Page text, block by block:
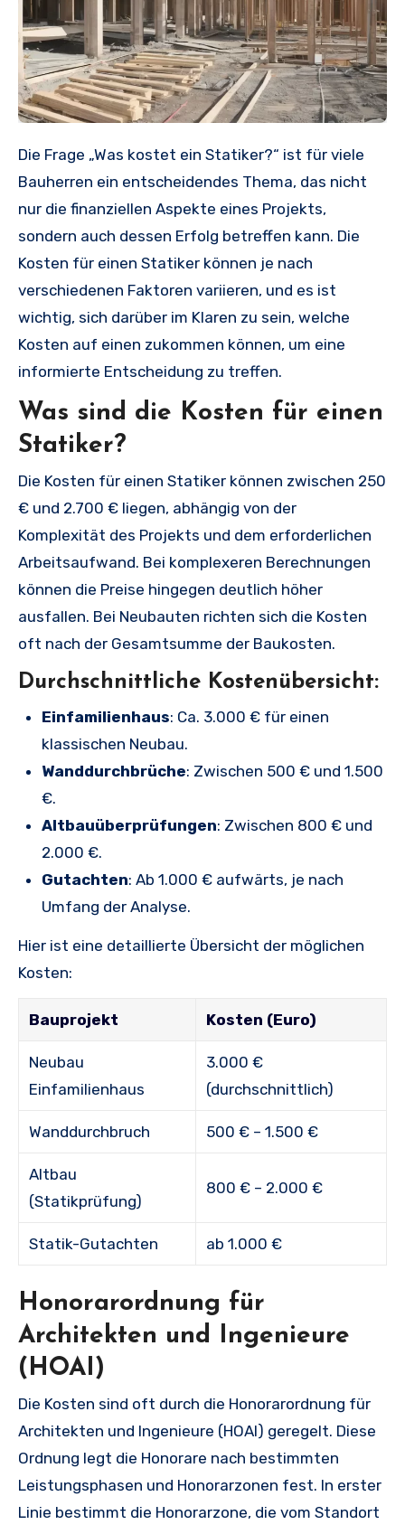
Die Frage „Was kostet ein Statiker?“ ist für viele
Bauherren ein entscheidendes Thema, das nicht
nur die finanziellen Aspekte eines Projekts,
sondern auch dessen Erfolg betreffen kann. Die
Kosten für einen Statiker können je nach
verschiedenen Faktoren variieren, und es ist
wichtig, sich darüber im Klaren zu sein, welche
Kosten auf einen zukommen können, um eine
informierte Entscheidung zu treffen.
Was sind die Kosten für einen
Statiker?
Die Kosten für einen Statiker können zwischen 250
€ und 2.700 € liegen, abhängig von der
Komplexität des Projekts und dem erforderlichen
Arbeitsaufwand. Bei komplexeren Berechnungen
können die Preise hingegen deutlich höher
ausfallen. Bei Neubauten richten sich die Kosten
oft nach der Gesamtsumme der Baukosten.
Durchschnittliche Kostenübersicht:
Einfamilienhaus: Ca. 3.000 € für einen
klassischen Neubau.
Wanddurchbrüche: Zwischen 500 € und 1.500
€.
Altbauüberprüfungen: Zwischen 800 € und
2.000 €.
Gutachten: Ab 1.000 € aufwärts, je nach
Umfang der Analyse.
Hier ist eine detaillierte Übersicht der möglichen
Kosten:
Bauprojekt Kosten (Euro)
Neubau
Einfamilienhaus
3.000 €
(durchschnittlich)
Wanddurchbruch 500 € – 1.500 €
Altbau
(Statikprüfung)
800 € – 2.000 €
Statik-Gutachten ab 1.000 €
Honorarordnung für
Architekten und Ingenieure
(HOAI)
Die Kosten sind oft durch die Honorarordnung für
Architekten und Ingenieure (HOAI) geregelt. Diese
Ordnung legt die Honorare nach bestimmten
Leistungsphasen und Honorarzonen fest. In erster
Linie bestimmt die Honorarzone, die vom Standort